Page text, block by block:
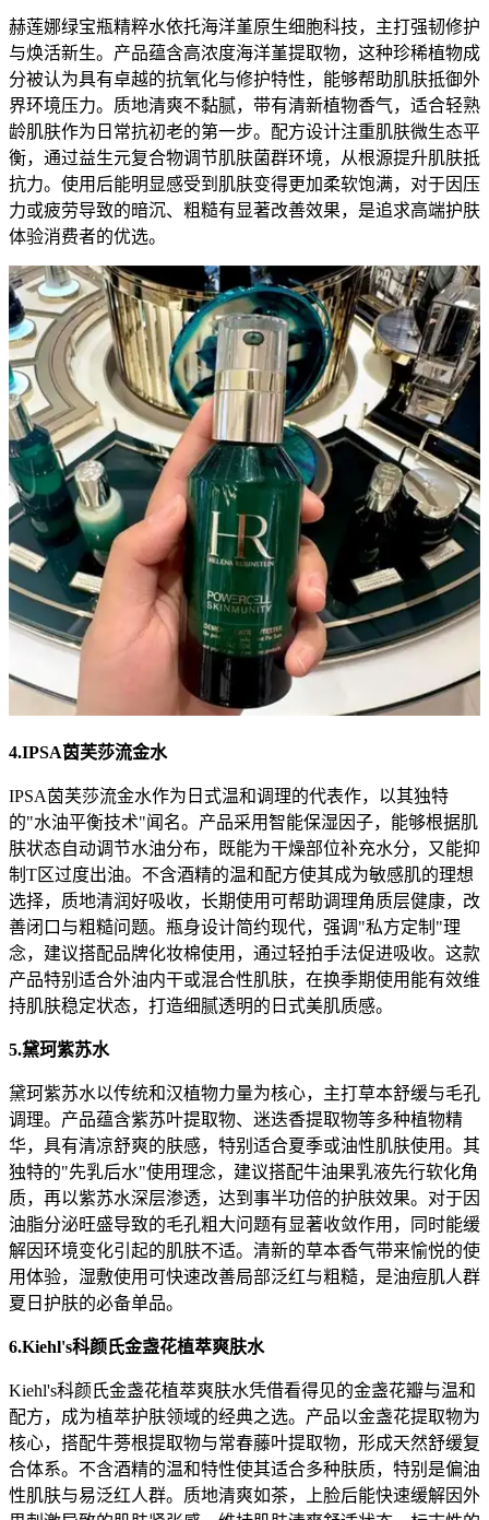
赫莲娜绿宝瓶精粹水依托海洋堇原生细胞科技，主打强韧修护
与焕活新生。产品蕴含高浓度海洋堇提取物，这种珍稀植物成
分被认为具有卓越的抗氧化与修护特性，能够帮助肌肤抵御外
界环境压力。质地清爽不黏腻，带有清新植物香气，适合轻熟
龄肌肤作为日常抗初老的第一步。配方设计注重肌肤微生态平
衡，通过益生元复合物调节肌肤菌群环境，从根源提升肌肤抵
抗力。使用后能明显感受到肌肤变得更加柔软饱满，对于因压
力或疲劳导致的暗沉、粗糙有显著改善效果，是追求高端护肤
体验消费者的优选。
4.IPSA茵芙莎流金水
IPSA茵芙莎流金水作为日式温和调理的代表作，以其独特
的"水油平衡技术"闻名。产品采用智能保湿因子，能够根据肌
肤状态自动调节水油分布，既能为干燥部位补充水分，又能抑
制T区过度出油。不含酒精的温和配方使其成为敏感肌的理想
选择，质地清润好吸收，长期使用可帮助调理角质层健康，改
善闭口与粗糙问题。瓶身设计简约现代，强调"私方定制"理
念，建议搭配品牌化妆棉使用，通过轻拍手法促进吸收。这款
产品特别适合外油内干或混合性肌肤，在换季期使用能有效维
持肌肤稳定状态，打造细腻透明的日式美肌质感。
5.黛珂紫苏水
黛珂紫苏水以传统和汉植物力量为核心，主打草本舒缓与毛孔
调理。产品蕴含紫苏叶提取物、迷迭香提取物等多种植物精
华，具有清凉舒爽的肤感，特别适合夏季或油性肌肤使用。其
独特的"先乳后水"使用理念，建议搭配牛油果乳液先行软化角
质，再以紫苏水深层渗透，达到事半功倍的护肤效果。对于因
油脂分泌旺盛导致的毛孔粗大问题有显著收敛作用，同时能缓
解因环境变化引起的肌肤不适。清新的草本香气带来愉悦的使
用体验，湿敷使用可快速改善局部泛红与粗糙，是油痘肌人群
夏日护肤的必备单品。
6.Kiehl's科颜氏金盏花植萃爽肤水
Kiehl's科颜氏金盏花植萃爽肤水凭借看得见的金盏花瓣与温和
配方，成为植萃护肤领域的经典之选。产品以金盏花提取物为
核心，搭配牛蒡根提取物与常春藤叶提取物，形成天然舒缓复
合体系。不含酒精的温和特性使其适合多种肤质，特别是偏油
性肌肤与易泛红人群。质地清爽如茶，上脸后能快速缓解因外